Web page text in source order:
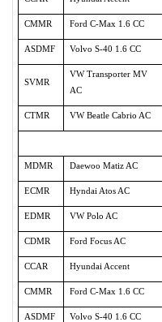
CMMR Ford C-Max 1.6 СС
ASDMF Volvo S-40 1.6 CC
SVMR
VW Transporter MV
AC
CTMR VW Beatle Cabrio AC
MDMR Daewoo Matiz AC
ECMR Hyndai Atos AC
EDMR VW Polo AC
CDMR Ford Focus AC
CCAR Hyundai Accent
CMMR Ford C-Max 1.6 СС
ASDMF Volvo S-40 1.6 CC